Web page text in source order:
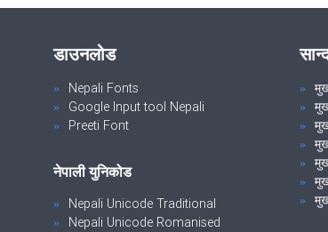
डाउनलोड
Nepali Fonts
Google Input tool Nepali
Preeti Font
नेपाली युनिकोड
Nepali Unicode Traditional
Nepali Unicode Romanised